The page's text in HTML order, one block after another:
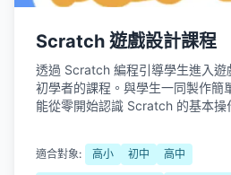
Scratch 遊戲設計課程
透過 Scratch 編程引導學生進入遊
初學者的課程。與學生一同製作簡
能從零開始認識 Scratch 的基本操
適合對象: 高小 初中 高中